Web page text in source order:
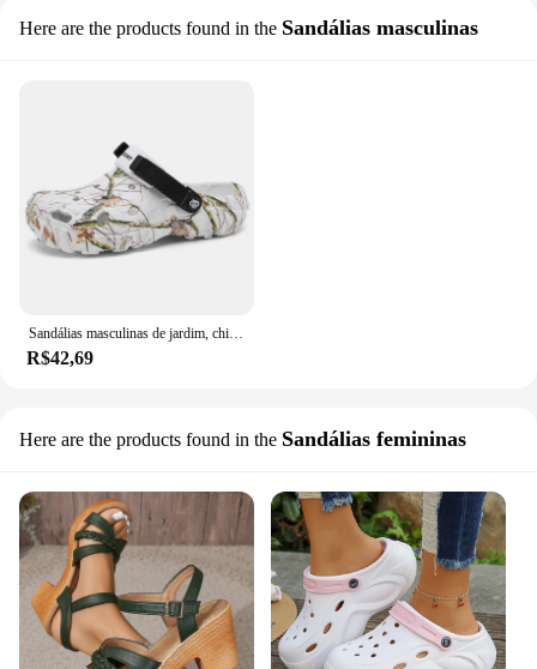
Here are the products found in the Sandálias masculinas
Sandálias masculinas de jardim, chinelos masculinos, chinelos ao ar livre, tamancos de casa, sandálias plataforma, verão, 2022
R$42,69
Here are the products found in the Sandálias femininas